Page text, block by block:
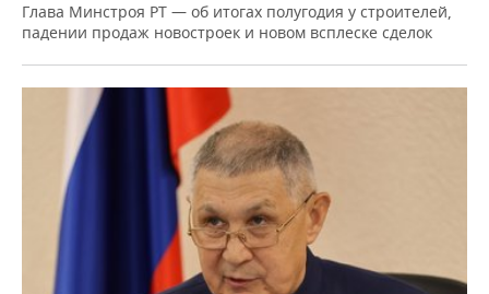
Глава Минстроя РТ — об итогах полугодия у строителей,
падении продаж новостроек и новом всплеске сделок